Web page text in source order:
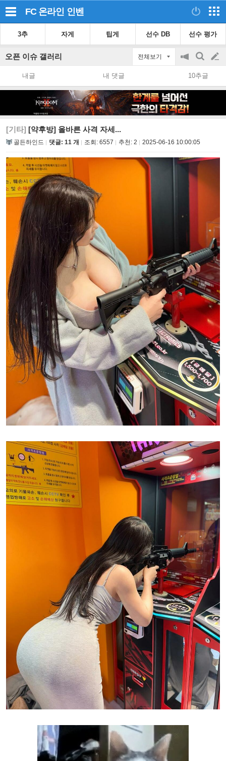
FC 온라인 인벤
3추 자게 팁게 선수 DB 선수 평가
오픈 이슈 갤러리 전체보기
공
지
on/off
검
색
글
쓰
내글 내 댓글 10추글
[기타] [약후방] 올바른 사격 자세...
골든하인드 댓글: 11 개 조회: 6557 추천: 2 2025-06-16 10:00:05